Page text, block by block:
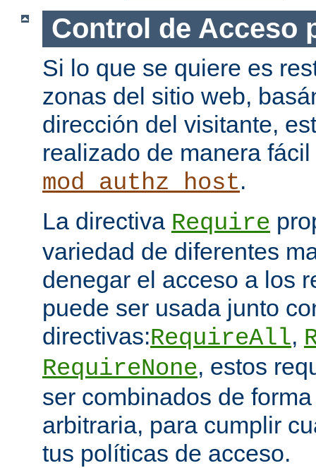
Control de Acceso
Si lo que se quiere es
zonas del sitio web,
dirección del visitante,
realizado de manera
mod_authz_host.
La directiva Require
variedad de diferentes
denegar el acceso a los
puede ser usada junto
directivas:RequireAll,
RequireNone, estos
ser combinados de
arbitraria, para cumplir
tus políticas de acceso.